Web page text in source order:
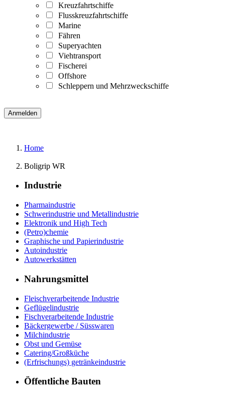
Kreuzfahrtschiffe
Flusskreuzfahrtschiffe
Marine
Fähren
Superyachten
Viehtransport
Fischerei
Offshore
Schleppern und Mehrzweckschiffe
Home
Boligrip WR
Industrie
Pharmaindustrie
Schwerindustrie und Metallindustrie
Elektronik und High Tech
(Petro)chemie
Graphische und Papierindustrie
Autoindustrie
Autowerkstätten
Nahrungsmittel
Fleischverarbeitende Industrie
Geflügelindustrie
Fischverarbeitende Industrie
Bäckergewerbe / Süsswaren
Milchindustrie
Obst und Gemüse
Catering/Großküche
(Erfrischungs) getränkeindustrie
Öffentliche Bauten